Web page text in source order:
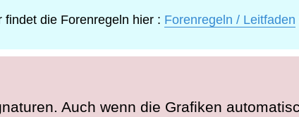
findet die Forenregeln hier : Forenregeln / Leitfaden
Auch wenn die Grafiken